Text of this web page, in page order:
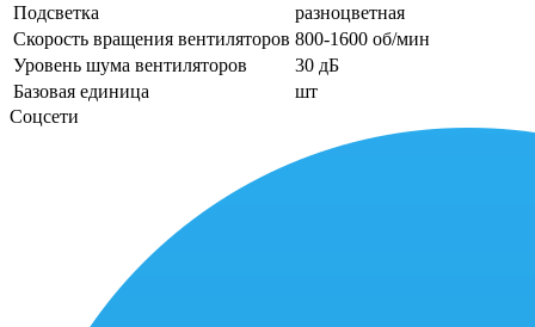
Подсветка
разноцветная
Скорость вращения вентиляторов 800-1600 об/мин
Уровень шума вентиляторов
30 дБ
Базовая единица
шт
Соцсети